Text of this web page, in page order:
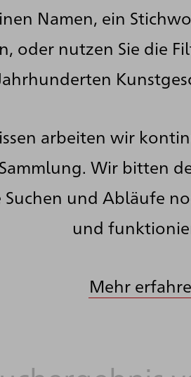
Namen, ein
oder nutzen Sie die
arbeiten wir
Wir bitten
und Abläufe
und
Mehr